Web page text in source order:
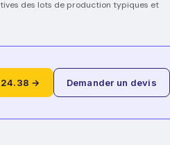
des lots de production typiques et
→ Demander un devis